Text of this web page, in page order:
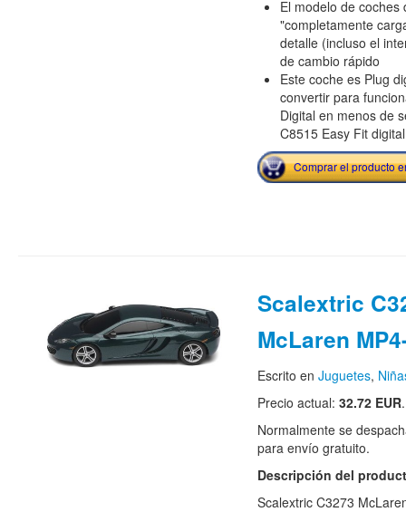
El modelo de coches
"completamente
detalle (incluso el
de cambio rápido
Este coche es Plug
convertir para
Digital en menos de
C8515 Easy Fit
Comprar el producto
Scalextric
McLaren
Escrito en Juguetes,
Precio actual: 32.72 EUR.
Normalmente se
para envío gratuito.
Descripción del
Scalextric C3273